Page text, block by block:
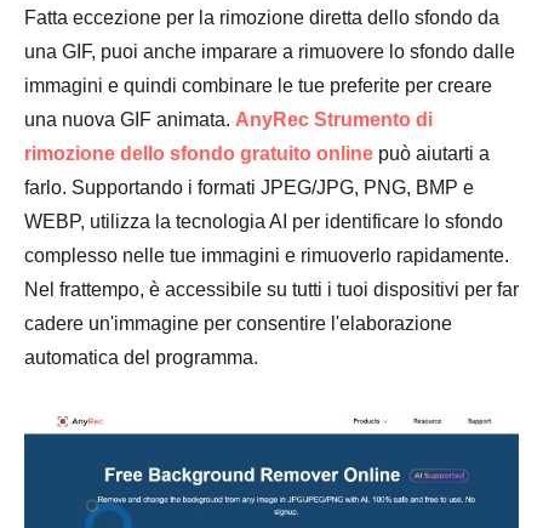
Passo 1.
Fatta eccezione per la rimozione diretta dello sfondo da
una GIF, puoi anche imparare a rimuovere lo sfondo dalle
immagini e quindi combinare le tue preferite per creare
una nuova GIF animata. AnyRec Strumento di
rimozione dello sfondo gratuito online può aiutarti a
farlo. Supportando i formati JPEG/JPG, PNG, BMP e
WEBP, utilizza la tecnologia AI per identificare lo sfondo
complesso nelle tue immagini e rimuoverlo rapidamente.
Nel frattempo, è accessibile su tutti i tuoi dispositivi per far
cadere un'immagine per consentire l'elaborazione
automatica del programma.